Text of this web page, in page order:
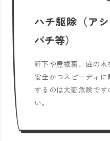
ハチ駆除（ア
バチ等）
軒下や屋根裏、庭の木
安全かつスピーディ
するのは大変危険です
い。